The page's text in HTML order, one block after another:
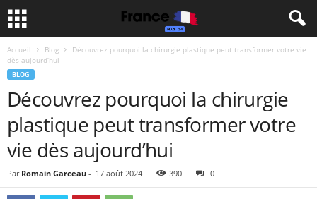
Accueil Blog
Découvrez pourquoi la chirurgie plastique peut transformer votre vie
dès aujourd’hui
BLOG
Découvrez pourquoi la chirurgie
plastique peut transformer votre
vie dès aujourd’hui
Par Romain Garceau - 17 août 2024 390 0